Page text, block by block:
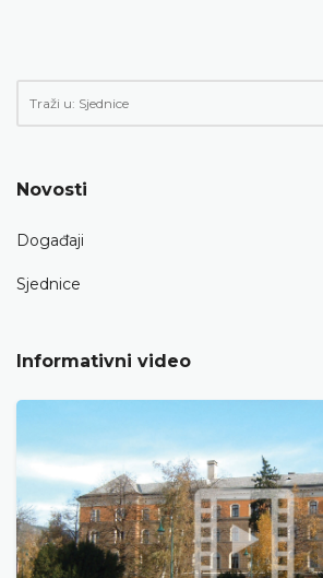
Novosti
Događaji
Sjednice
Informativni video